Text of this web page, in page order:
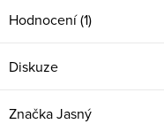
Hodnocení (1)
Diskuze
ZnačkaJasný